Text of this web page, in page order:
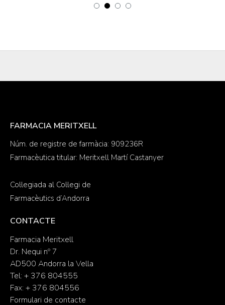
FARMACIA MERITXELL
Núm. de registre de farmàcia: 909236R
Farmacèutica titular: Meritxell Martí Castanyer
Col·legiada al Col·legi de
Farmacèutics d’Andorra
CONTACTE
Farmacia Meritxell
Dr. Nequi nº 7
AD500 Andorra la Vella
Tel: + 376 804555
Fax: + 376 804556
Formulari de contacte